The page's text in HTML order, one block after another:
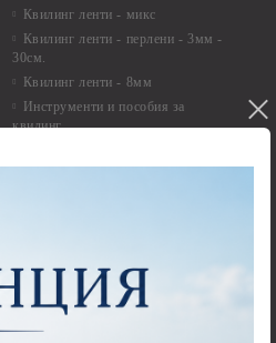
Квилинг ленти - микс
Квилинг ленти - перлени - 3мм -
30см.
Квилинг ленти - 8мм
Инструменти и пособия за
квилинг
Комплекти за декорация
3D Повдигащи квадратчета и
ленти
Магнити